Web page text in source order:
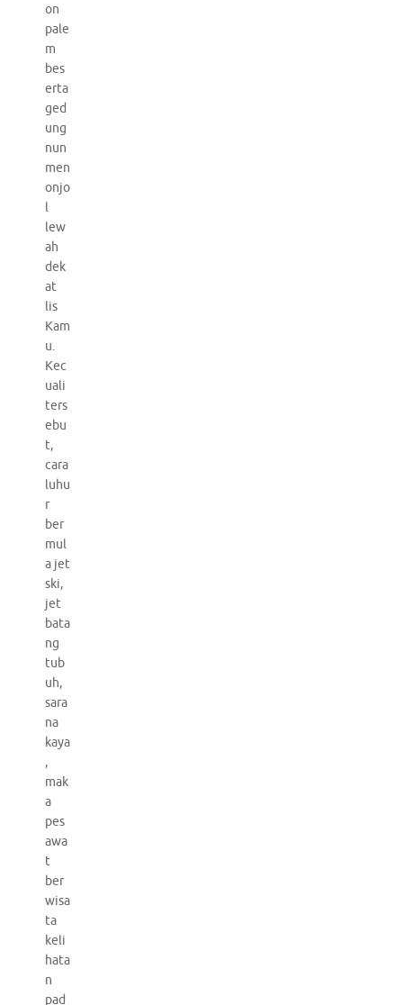
on
pale
m
bes
erta
ged
ung
nun
men
onjo
l
lew
ah
dek
at
lis
Kam
u.
Kec
uali
ters
ebu
t,
cara
luhu
r
ber
mul
a jet
ski,
jet
bata
ng
tub
uh,
sara
na
kaya
,
mak
a
pes
awa
t
ber
wisa
ta
keli
hata
n
pad